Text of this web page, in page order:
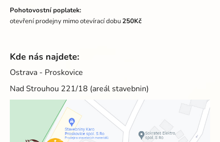
Pohotovostní poplatek:
otevření prodejny mimo otevírací dobu250Kč
Kde nás najdete:
Ostrava - Proskovice
Nad Strouhou 221/18 (areál stavebnin)